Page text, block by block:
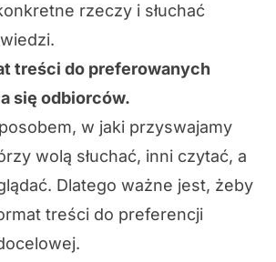
rzeczy i słuchać
treści do preferowanych
się odbiorców.
w jaki przyswajamy
wolą słuchać, inni czytać, a
Dlatego ważne jest, żeby
treści do preferencji
.